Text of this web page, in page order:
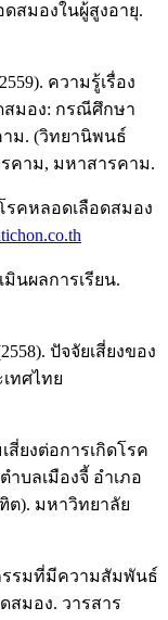
ดสมองในผู้สูงอายุ.
ความรู้เรื่อง
สมอง: กรณีศึกษา
ม. (วิทยานิพนธ์
าม, มหาสารคาม.
รคหลอดเลือดสมอง
นผลการเรียน.
ปัจจัยเสี่ยงของ
ทศไทย
ยงต่อการเกิดโรค
บลเมืองจี้ อำเภอ
). มหาวิทยาลัย
รรมที่มีความสัมพันธ์
สมอง. วารสาร